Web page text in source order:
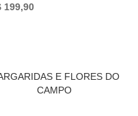
199,90
E FLORES DO
CAMPO